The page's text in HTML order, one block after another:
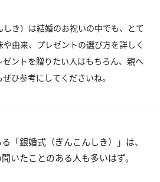
き）は結婚のお祝いの中でも、とて
由来、プレゼントの選び方を詳しく
ントを贈りたい人はもちろん、親へ
ひ参考にしてくださいね。
「銀婚式（ぎんこんしき）」は、
いたことのある人も多いはず。